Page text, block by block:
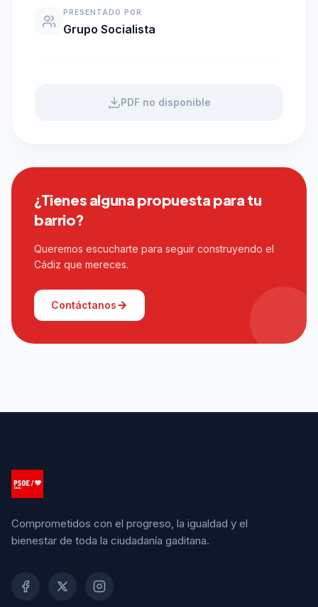
PRESENTADO POR
Grupo Socialista
PDF no disponible
¿Tienes alguna propuesta para tu
barrio?
Queremos escucharte para seguir construyendo el
Cádiz que mereces.
Contáctanos
Comprometidos con el progreso, la igualdad y el
bienestar de toda la ciudadanía gaditana.